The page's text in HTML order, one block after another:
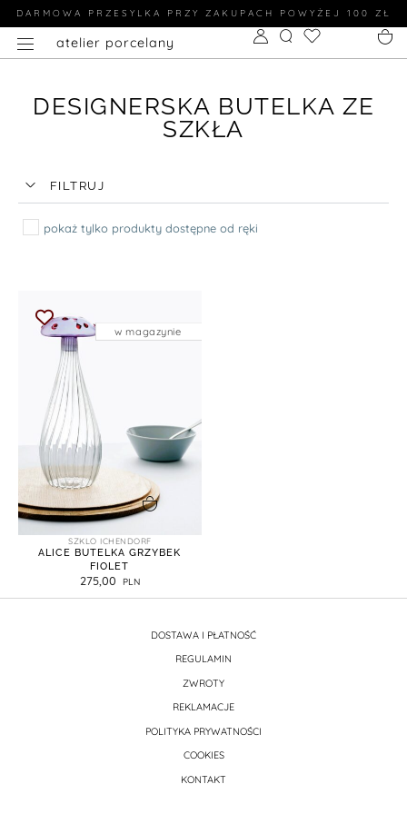
DARMOWA PRZESYLKA PRZY ZAKUPACH POWYŻEJ 100 ZŁ
atelier porcelany
DESIGNERSKA BUTELKA ZE
SZKŁA
FILTRUJ
pokaż tylko produkty dostępne od ręki
dodaj do koszyka
SZKLO ICHENDORF
ALICE BUTELKA GRZYBEK
FIOLET
275,00
w magazynie
DOSTAWA I PŁATNOŚĆ
REGULAMIN
ZWROTY
REKLAMACJE
POLITYKA PRYWATNOŚCI
COOKIES
KONTAKT